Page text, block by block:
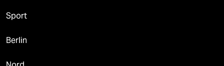
Sport
Berlin